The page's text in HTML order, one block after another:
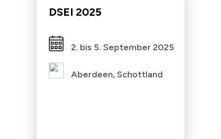
DSEI 2025
2. bis 5. September 2025
Aberdeen, Schottland